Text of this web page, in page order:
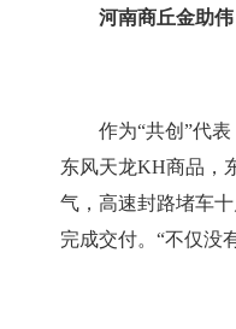
河南商丘金助
作为“共创”代
东风天龙KH商品，
气，高速封路堵车
完成交付。“不仅没